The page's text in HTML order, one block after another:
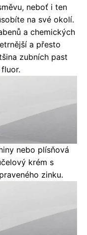
neboť i ten
na své okolí.
a chemických
a přesto
zubních past
nebo plísňová
krém s
zinku.